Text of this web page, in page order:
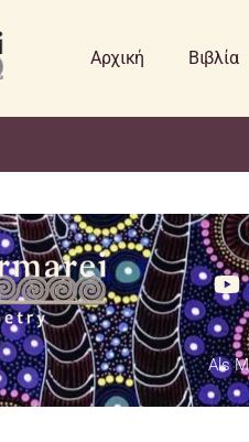
Αρχική Βιβλία
Als